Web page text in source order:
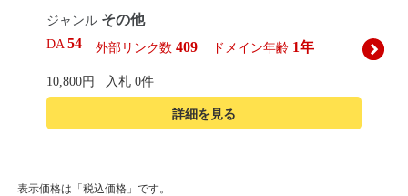
詳細を見る
ジャンル その他
DA54 外部リンク数 409 ドメイン年齢 1年
10,800円 入札 0件
korean-beautyshop.com
表示価格は「税込価格」です。